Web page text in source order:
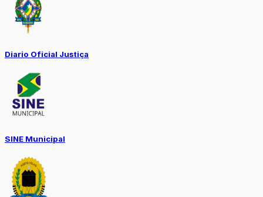
Diario Oficial Justiça
SINE Municipal